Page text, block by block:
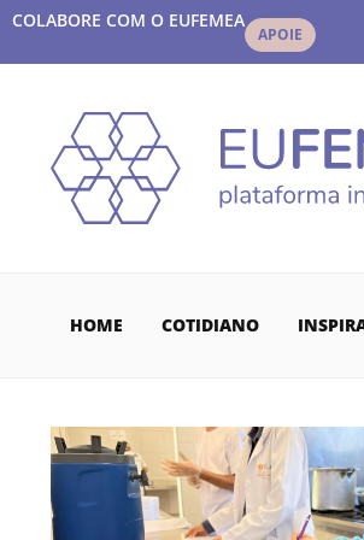
COLABORE COM O EUFEMEA
APOIE
HOME COTIDIANO